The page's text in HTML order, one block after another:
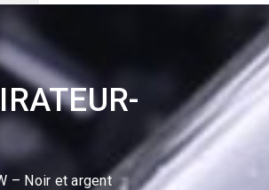
– Noir et argent